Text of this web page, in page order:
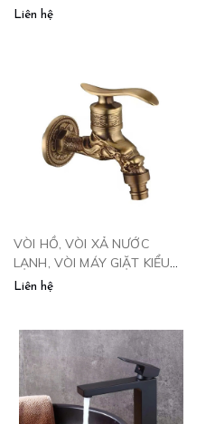
Liên hệ
VÒI HỒ, VÒI XẢ NƯỚC
LẠNH, VÒI MÁY GIẶT KIỂU
ĐỒNG CỔ - V111
Liên hệ